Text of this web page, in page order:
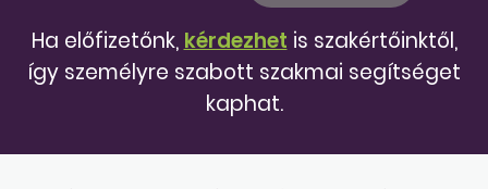
Ha előfizetőnk, kérdezhet is szakértőinktől,
így személyre szabott szakmai segítséget
kaphat.